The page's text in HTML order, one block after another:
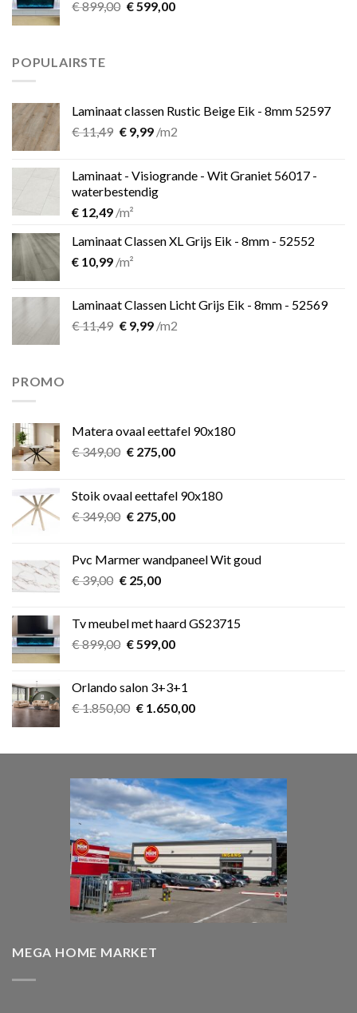
€899,00 Oorspronkelijke
€599,00Huidige
POPULAIRSTE
Laminaat classen Rustic Beige Eik - 8mm 52597
€11,49 Oorspronkelijke
€ 11,49.
€9,99Huidige
€ 9,99.
/m2
Laminaat - Visiogrande - Wit Graniet 56017 -
waterbestendig
€ 12,49 /m²
Laminaat Classen XL Grijs Eik - 8mm - 52552
€ 10,99 /m²
Laminaat Classen Licht Grijs Eik - 8mm - 52569
€11,49 Oorspronkelijke
€9,99Huidige
/m2
PROMO
Matera ovaal eettafel 90x180
€349,00 Oorspronkelijke
€ 349,00.
€275,00Huidige
€ 275,00.
Stoik ovaal eettafel 90x180
€349,00 Oorspronkelijke
€ 349,00.
€275,00Huidige
€ 275,00.
Pvc Marmer wandpaneel Wit goud
€39,00 Oorspronkelijke
€ 39,00.
€25,00Huidige
€ 25,00.
Tv meubel met haard GS23715
€899,00 Oorspronkelijke
€ 899,00.
€599,00Huidige
€ 599,00.
Orlando salon 3+3+1
€1.850,00 Oorspronkelijke
€ 1.850,00.
€1.650,00Huidige
€ 1.650,00.
MEGA HOME MARKET